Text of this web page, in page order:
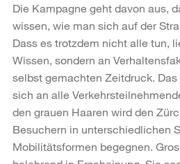
Die Kampagne geht davon aus,
wissen, wie man sich auf der
Dass es trotzdem nicht alle tun,
Wissen, sondern an
selbst gemachten Zeitdruck.
sich an alle
den grauen Haaren wird den
Besuchern in unterschiedlichen
Mobilitätsformen begegnen.